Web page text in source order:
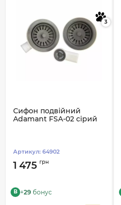
3
Сифон подвійний
Adamant FSA-02 сірий
Артикул: 64902
1 475 грн
B +29 бонус